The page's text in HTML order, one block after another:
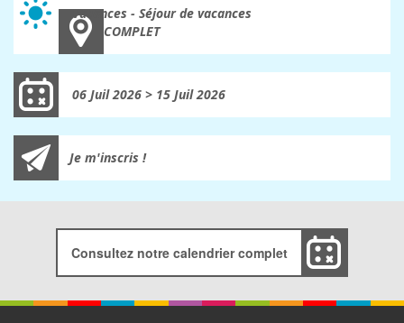
Vacances - Séjour de vacances
COMPLET
06 Juil 2026 > 15 Juil 2026
Je m'inscris !
Consultez notre calendrier complet